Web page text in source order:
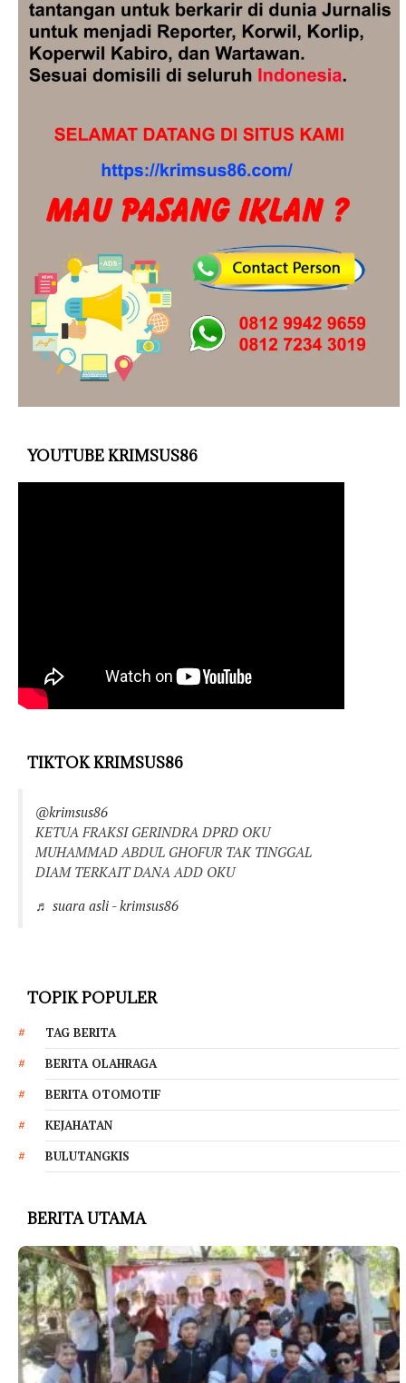
YOUTUBE KRIMSUS86
TIKTOK KRIMSUS86
@krimsus86
KETUA FRAKSI GERINDRA DPRD OKU
MUHAMMAD ABDUL GHOFUR TAK TINGGAL
DIAM TERKAIT DANA ADD OKU
♬ suara asli - krimsus86
TOPIK POPULER
TAG BERITA
BERITA OLAHRAGA
BERITA OTOMOTIF
KEJAHATAN
BULUTANGKIS
BERITA UTAMA